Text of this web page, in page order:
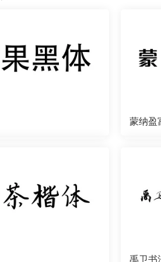
蒙纳盈
禹卫书